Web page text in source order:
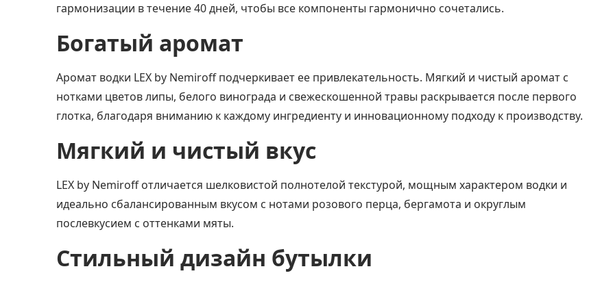
гармонизации в течение 40 дней, чтобы все компоненты гармонично сочетались.
Богатый аромат
Аромат водки LEX by Nemiroffподчеркивает ее привлекательность. Мягкий и чистый аромат с
нотками цветов липы, белого винограда и свежескошенной травы раскрывается после первого
глотка, благодаря вниманию к каждому ингредиенту и инновационному подходу к производству.
Мягкий и чистый вкус
LEX by Nemiroffотличается шелковистой полнотелой текстурой, мощным характером водки и
идеально сбалансированным вкусом с нотами розового перца, бергамота и округлым
послевкусием с оттенками мяты.
Стильный дизайн бутылки